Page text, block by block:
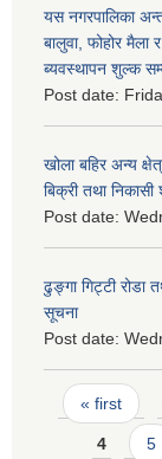
यस नगरपालिका
बालुवा, फोहोर मैला
ब्यवस्थापन शुल्क
Post date:
खोला बहिर अन्य
बिक्री तथा
Post date:
ढुङ्गा गिट्टी रोडा
सूचना
Post date:
Pages
« first
4 5